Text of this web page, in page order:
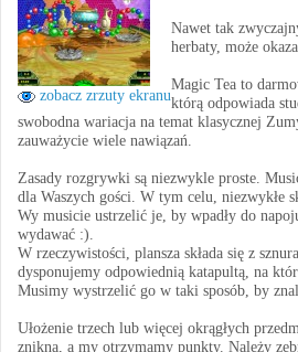
zobacz zrzuty ekranu
Nawet tak
herbaty, może
Magic Tea to
którą odpowiada
swobodna wariacja na temat klasycznej
zauważycie wiele nawiązań.
Zasady rozgrywki są niezwykle proste.
dla Waszych gości. W tym celu, niezwykłe
Wy musicie ustrzelić je, by wpadły do
wydawać :).
W rzeczywistości, plansza składa się z
dysponujemy odpowiednią katapultą, na
Musimy wystrzelić go w taki sposób, by
Ułożenie trzech lub więcej okrągłych
znikną, a my otrzymamy punkty. Należy